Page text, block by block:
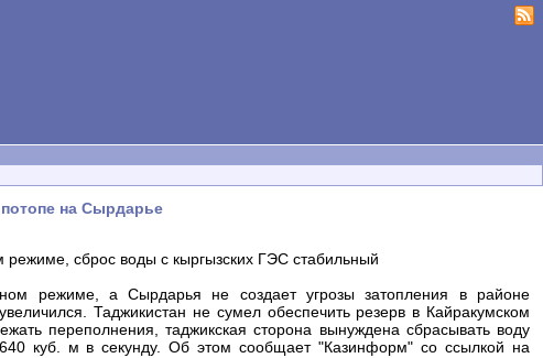
на Сырдарье
сброс воды с кыргызских ГЭС стабильный
режиме, а Сырдарья не создает угрозы затопления в районе
Таджикистан не сумел обеспечить резерв в Кайракумском
переполнения, таджикская сторона вынуждена сбрасывать воду
куб. м в секунду. Об этом сообщает "Казинформ" со ссылкой на